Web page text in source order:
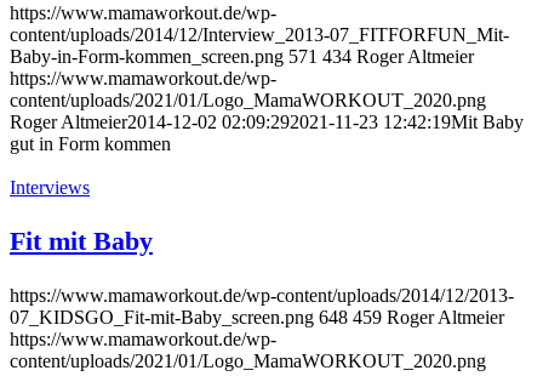
https://www.mamaworkout.de/wp-
content/uploads/2014/12/Interview_2013-07_FITFORFUN_Mit-
Baby-in-Form-kommen_screen.png 571 434 Roger Altmeier
https://www.mamaworkout.de/wp-
content/uploads/2021/01/Logo_MamaWORKOUT_2020.png
Roger Altmeier2014-12-02 02:09:292021-11-23 12:42:19Mit Baby
gut in Form kommen
Interviews
Fit mit Baby
https://www.mamaworkout.de/wp-content/uploads/2014/12/2013-
07_KIDSGO_Fit-mit-Baby_screen.png 648 459 Roger Altmeier
https://www.mamaworkout.de/wp-
content/uploads/2021/01/Logo_MamaWORKOUT_2020.png